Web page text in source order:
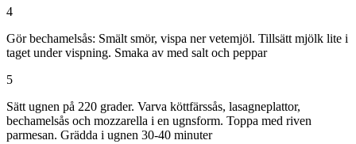
4
Gör bechamelsås: Smält smör, vispa ner vetemjöl. Tillsätt mjölk lite i
taget under vispning. Smaka av med salt och peppar
5
Sätt ugnen på 220 grader. Varva köttfärssås, lasagneplattor,
bechamelsås och mozzarella i en ugnsform. Toppa med riven
parmesan. Grädda i ugnen 30-40 minuter